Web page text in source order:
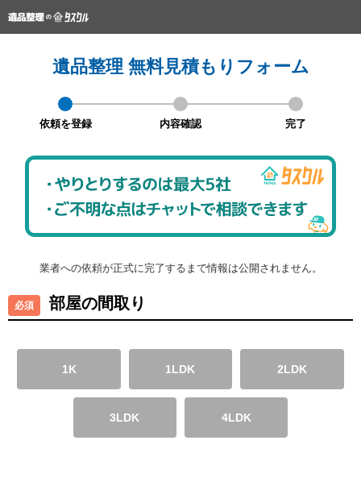
遺品整理 無料見積もりフォーム
依頼を登録 内容確認 完了
業者への依頼が正式に完了するまで情報は公開されません。
部屋の間取り
1K 1LDK 2LDK
3LDK 4LDK